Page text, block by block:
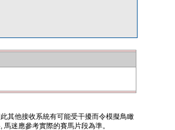
其他接收系統有可能受干擾而令模擬鳥瞰
迷應參考實際的賽馬片段為準。